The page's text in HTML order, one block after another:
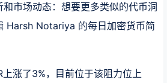
市场动态：想要更多类似的代币洞
Harsh Notariya 的每日加密货币简
涨了3%，目前位于该阻力位上